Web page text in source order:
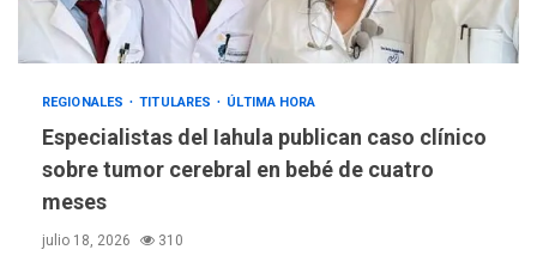
REGIONALES TITULARES ÚLTIMA HORA
Especialistas del Iahula publican caso clínico
sobre tumor cerebral en bebé de cuatro
meses
julio 18, 2026 310
3
REGIONALES ÚLTIMA HORA
Mariño fortalece capacidad
operativa con flota